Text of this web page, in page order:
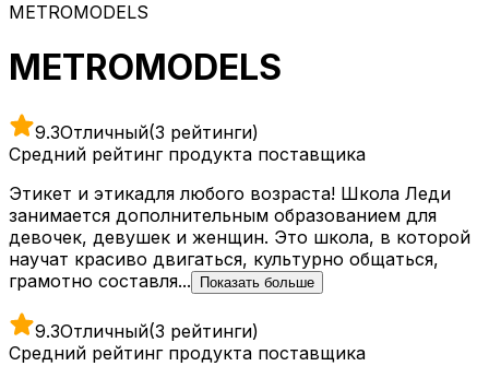
METROMODELS
METROMODELS
9.3Отличный(3 рейтинги)
Средний рейтинг продукта поставщика
Этикет и этикадля любого возраста! Школа Леди
занимается дополнительным образованием для
девочек, девушек и женщин. Это школа, в которой
научат красиво двигаться, культурно общаться,
грамотно составля...
Показать больше
9.3Отличный(3 рейтинги)
Средний рейтинг продукта поставщика